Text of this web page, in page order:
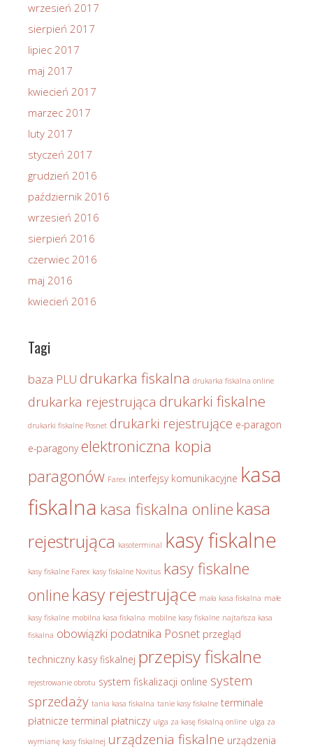
wrzesień 2017
sierpień 2017
lipiec 2017
maj 2017
kwiecień 2017
marzec 2017
luty 2017
styczeń 2017
grudzień 2016
październik 2016
wrzesień 2016
sierpień 2016
czerwiec 2016
maj 2016
kwiecień 2016
Tagi
baza PLU drukarka fiskalna drukarka fiskalna online
drukarka rejestrująca drukarki fiskalne
drukarki fiskalne Posnet drukarki rejestrujące e-paragon
e-paragony elektroniczna kopia
paragonów Farex interfejsy komunikacyjne kasa
fiskalna kasa fiskalna online kasa
rejestrująca kasoterminal kasy fiskalne
kasy fiskalne Farex kasy fiskalne Novitus kasy fiskalne
online kasy rejestrujące mała kasa fiskalna małe
kasy fiskalne mobilna kasa fiskalna mobilne kasy fiskalne najtańsza kasa
fiskalna obowiązki podatnika Posnet przegląd
techniczny kasy fiskalnej przepisy fiskalne
rejestrowanie obrotu system fiskalizacji online system
sprzedaży tania kasa fiskalna tanie kasy fiskalne terminale
płatnicze terminal płatniczy ulga za kasę fiskalną online ulga za
wymianę kasy fiskalnej urządzenia fiskalne urządzenia